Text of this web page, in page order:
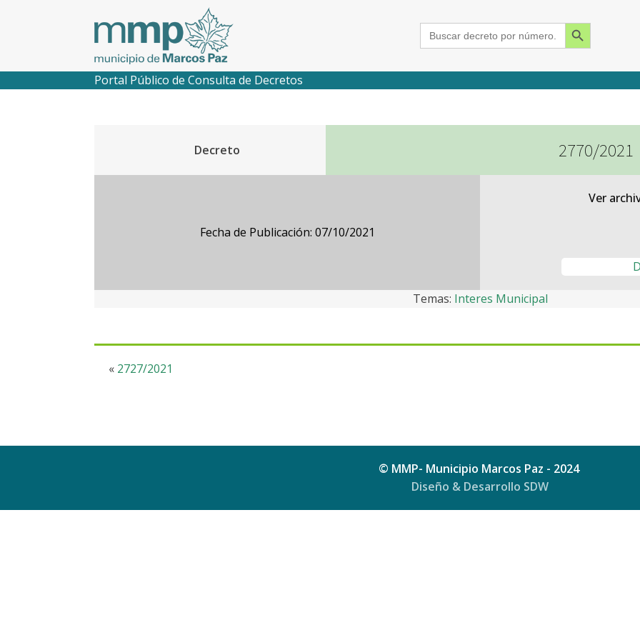
Search
for:
Search Button
2018
2017
2016
2015
Portal Público de Consulta de Decretos
Decreto 2770/2021
Fecha de Publicación: 07/10/2021
Ver
Temas: Interes Municipal
« 2727/2021
© MMP- Municipio Marcos Paz - 2024
Diseño & Desarrollo SDW